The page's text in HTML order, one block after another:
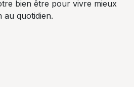
bien être pour vivre mieux
au quotidien.